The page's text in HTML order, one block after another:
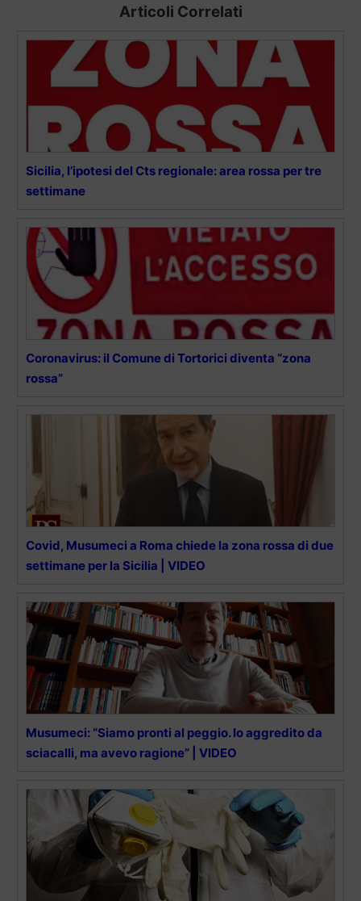
Articoli Correlati
Sicilia, l’ipotesi del Cts regionale: area rossa per tre
settimane
Coronavirus: il Comune di Tortorici diventa “zona
rossa”
Covid, Musumeci a Roma chiede la zona rossa di due
settimane per la Sicilia | VIDEO
Musumeci: “Siamo pronti al peggio. Io aggredito da
sciacalli, ma avevo ragione” | VIDEO